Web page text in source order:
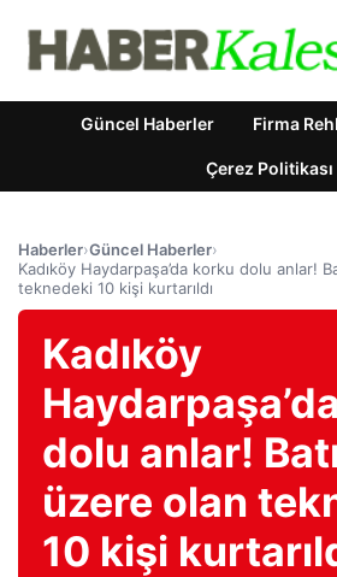
Güncel Haberler Firma
Çerez Politikası
Haberler›Güncel Haberler›
Kadıköy Haydarpaşa’da korku dolu anlar!
teknedeki 10 kişi kurtarıldı
Kadıköy
dolu anlar!
üzere olan
10 kişi